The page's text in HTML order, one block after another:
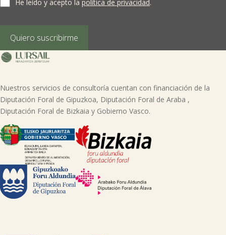
acceso, rectificación, supresión, limitación del tratamiento, oposición o
lursail@lursailkoop.eus. Puede obtener información adicional en nuestra
página web.
He leído y acepto la política de privacidad.
Quiero suscribirme
Nuestros servicios de consultoría cuentan con financiación de la
Diputación Foral de Gipuzkoa, Diputación Foral de Araba ,
Diputación Foral de Bizkaia y Gobierno Vasco.